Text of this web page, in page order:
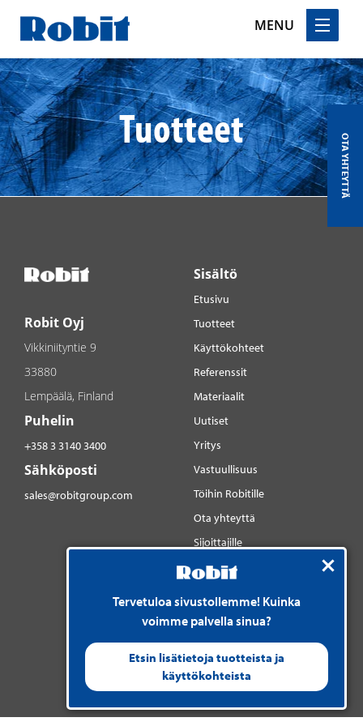
MENU
Skip
to
content
Tuotteet
OTA YHTEYTTÄ
Tervetuloa sivustollemme! Kuinka
voimme palvella sinua?
Etsin lisätietoja tuotteista ja
käyttökohteista
Robit Oyj
Vikkiniityntie 9
33880
Lempäälä, Finland
Puhelin
+358 3 3140 3400
Sähköposti
sales@robitgroup.com
Sisältö
Etusivu
Tuotteet
Käyttökohteet
Referenssit
Materiaalit
Uutiset
Yritys
Vastuullisuus
Töihin Robitille
Ota yhteyttä
Sijoittajille
Sosiaalinen media
LinkedIn
Instagram